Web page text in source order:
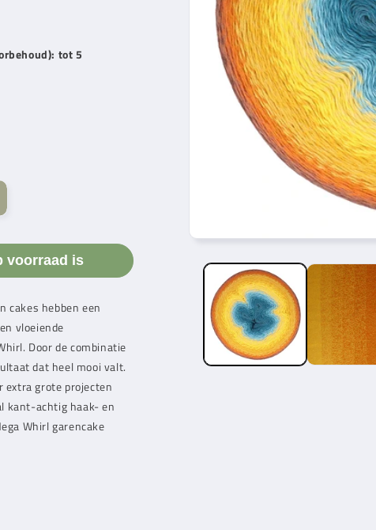
tot 5
voorraad is
cakes hebben een
vloeiende
Door de combinatie
dat heel mooi valt.
extra grote projecten
kant-achtig haak- en
Whirl garencake